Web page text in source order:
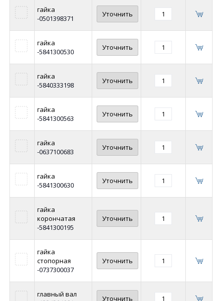
гайка
-0501398371
Уточнить
гайка
-5841300530
Уточнить
гайка
-5840333198
Уточнить
гайка
-5841300563
Уточнить
гайка
-0637100683
Уточнить
гайка
-5841300630
Уточнить
гайка
корончатая
-5841300195
Уточнить
гайка
стопорная
-0737300037
Уточнить
главный вал
Уточнить